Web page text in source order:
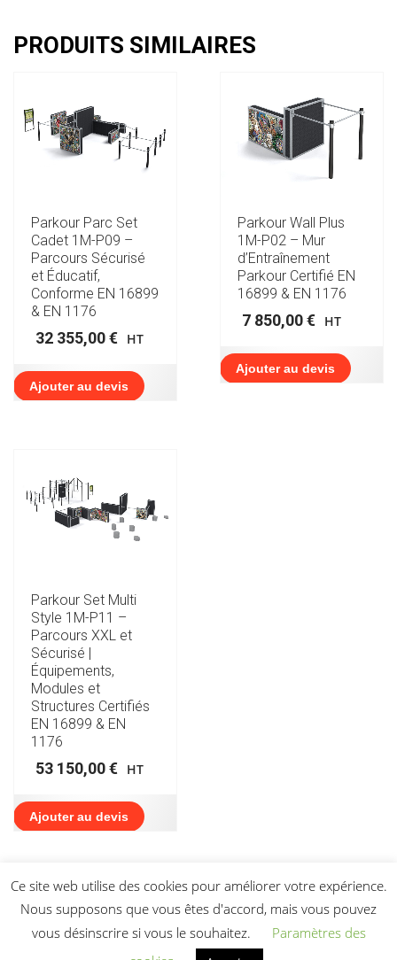
PRODUITS SIMILAIRES
Parkour Parc Set
Cadet 1M-P09 –
Parcours Sécurisé
et Éducatif,
Conforme EN 16899
& EN 1176
32 355,00€ HT
Ajouter au devis
Parkour Wall Plus
1M-P02 – Mur
d’Entraînement
Parkour Certifié EN
16899 & EN 1176
7 850,00€ HT
Ajouter au devis
Parkour Set Multi
Style 1M-P11 –
Parcours XXL et
Sécurisé |
Équipements,
Modules et
Structures Certifiés
EN 16899 & EN
1176
53 150,00€ HT
Ajouter au devis
Ce site web utilise des cookies pour améliorer votre expérience.
Nous supposons que vous êtes d'accord, mais vous pouvez
vous désinscrire si vous le souhaitez.
Paramètres des